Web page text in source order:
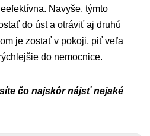
Navyše, týmto
do úst a otráviť aj druhú
je zostať v pokoji, piť veľa
do nemocnice.
čo najskôr nájsť nejaké